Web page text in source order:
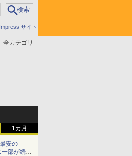
Impress サイト
全カテゴリ
1カ月
安の
部が続騰